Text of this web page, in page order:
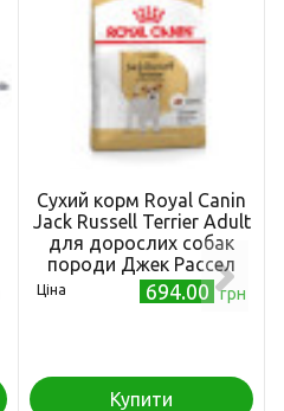
Сухий корм Royal Canin
Jack Russell Terrier Adult
для дорослих собак
породи Джек Рассел
тер'єр 1,5 кг
Ціна 694.00 грн
Купити